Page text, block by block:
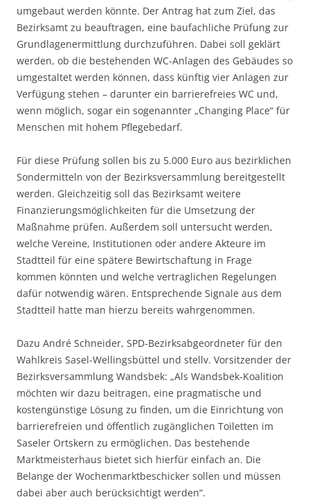
umgebaut werden könnte. Der Antrag hat zum Ziel, das
Bezirksamt zu beauftragen, eine baufachliche Prüfung zur
Grundlagenermittlung durchzuführen. Dabei soll geklärt
werden, ob die bestehenden WC-Anlagen des Gebäudes so
umgestaltet werden können, dass künftig vier Anlagen zur
Verfügung stehen – darunter ein barrierefreies WC und,
wenn möglich, sogar ein sogenannter „Changing Place“ für
Menschen mit hohem Pflegebedarf.
Für diese Prüfung sollen bis zu 5.000 Euro aus bezirklichen
Sondermitteln von der Bezirksversammlung bereitgestellt
werden. Gleichzeitig soll das Bezirksamt weitere
Finanzierungsmöglichkeiten für die Umsetzung der
Maßnahme prüfen. Außerdem soll untersucht werden,
welche Vereine, Institutionen oder andere Akteure im
Stadtteil für eine spätere Bewirtschaftung in Frage
kommen könnten und welche vertraglichen Regelungen
dafür notwendig wären. Entsprechende Signale aus dem
Stadtteil hatte man hierzu bereits wahrgenommen.
Dazu André Schneider, SPD-Bezirksabgeordneter für den
Wahlkreis Sasel-Wellingsbüttel und stellv. Vorsitzender der
Bezirksversammlung Wandsbek: „Als Wandsbek-Koalition
möchten wir dazu beitragen, eine pragmatische und
kostengünstige Lösung zu finden, um die Einrichtung von
barrierefreien und öffentlich zugänglichen Toiletten im
Saseler Ortskern zu ermöglichen. Das bestehende
Marktmeisterhaus bietet sich hierfür einfach an. Die
Belange der Wochenmarktbeschicker sollen und müssen
dabei aber auch berücksichtigt werden“.